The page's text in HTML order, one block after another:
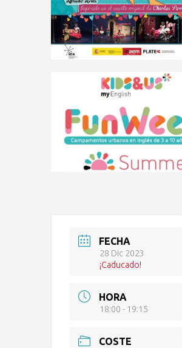
FECHA
28 Dic 2023
¡Caducado!
HORA
18:00 - 19:15
COSTE